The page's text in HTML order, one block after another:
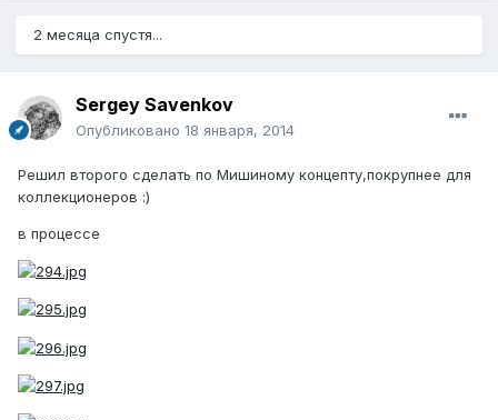
2 месяца спустя...
Sergey Savenkov
Опубликовано 18 января, 2014
Решил второго сделать по Мишиному концепту,покрупнее для
коллекционеров :)
в процессе